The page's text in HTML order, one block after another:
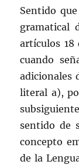
Sentido
gramatical
artículos 18
cuando
adicionales
literal a),
sentido de
concepto
de la